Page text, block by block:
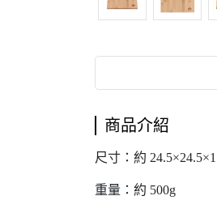
商品介紹
尺寸：約
重量：約 500g